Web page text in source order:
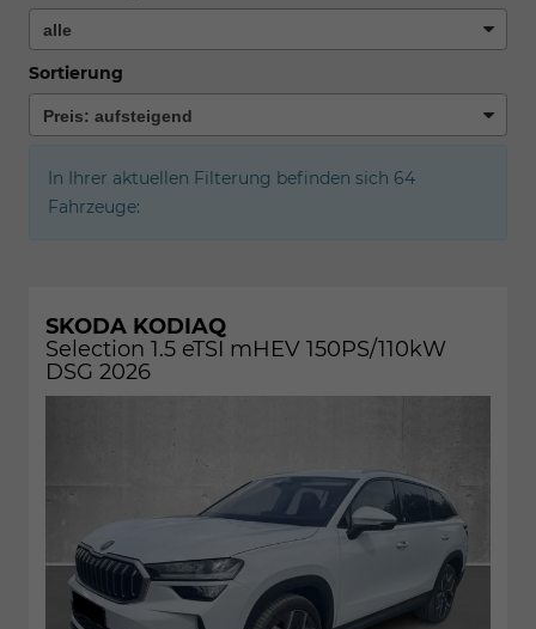
Sortierung
In Ihrer aktuellen Filterung befinden sich 64
Fahrzeuge:
SKODA KODIAQ
Selection 1.5 eTSI mHEV 150PS/110kW
DSG 2026